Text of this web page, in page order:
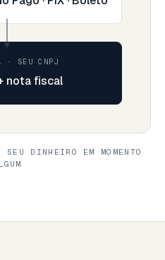
· SEU CNPJ
nota fiscal
DINHEIRO EM MOMENTO